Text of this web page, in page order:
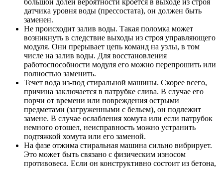
датчика уровня воды (прессостата), он должен быть
заменен.
Не происходит залив воды. Такая поломка может
возникнуть в следствие выходы из строя управляющего
модуля. Они прерывает цепь команд на узлы, в том
числе на залив воды. Для восстановления
работоспособности модуля его можно перепрошить или
полностью заменить.
Течет вода из-под стиральной машины. Скорее всего,
причина заключается в патрубке слива. В случае его
порчи от времени или повреждения острыми
предметами (загруженными с бельем), он подлежит
замене. В случае ослабления хомута или если патрубок
немного отошел, неисправность можно устранить
подтяжкой хомута или его заменой.
На фазе отжима стиральная машина сильно вибрирует.
Это может быть связано с физическим износом
противовеса. Если он конструктивно состоит из бетона,